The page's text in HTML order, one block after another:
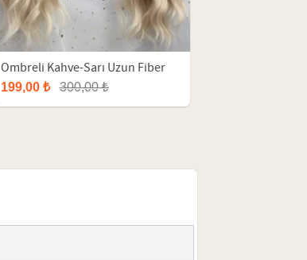
Ombreli Kahve-Sarı Uzun Fiber
Peruk
199,00 ₺ 300,00 ₺